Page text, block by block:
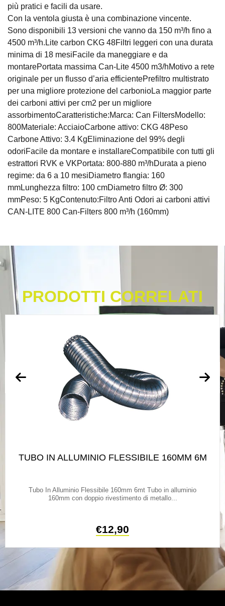
più pratici e facili da usare.
Con la ventola giusta è una combinazione vincente.
Sono disponibili 13 versioni che vanno da 150 m³/h fino a
4500 m³/h.Lite carbon CKG 48Filtri leggeri con una durata
minima di 18 mesiFacile da maneggiare e da
montarePortata massima Can-Lite 4500 m3/hMotivo a rete
originale per un flusso d’aria efficientePrefiltro multistrato
per una migliore protezione del carbonioLa maggior parte
dei carboni attivi per cm2 per un migliore
assorbimentoCaratteristiche:Marca: Can FiltersModello:
800Materiale: AcciaioCarbone attivo: CKG 48Peso
Carbone Attivo: 3.4 KgEliminazione del 99% degli
odoriFacile da montare e installareCompatibile con tutti gli
estrattori RVK e VKPortata: 800-880 m³/hDurata a pieno
regime: da 6 a 10 mesiDiametro flangia: 160
mmLunghezza filtro: 100 cmDiametro filtro Ø: 300
mmPeso: 5 KgContenuto:Filtro Anti Odori ai carboni attivi
CAN-LITE 800 Can-Filters 800 m³/h (160mm)
PRODOTTI CORRELATI
TUBO IN ALLUMINIO FLESSIBILE 160MM 6M
Tubo In Alluminio Flessibile 160mm 6mt Tubo in alluminio
160mm con doppio rivestimento di metallo...
€12,90